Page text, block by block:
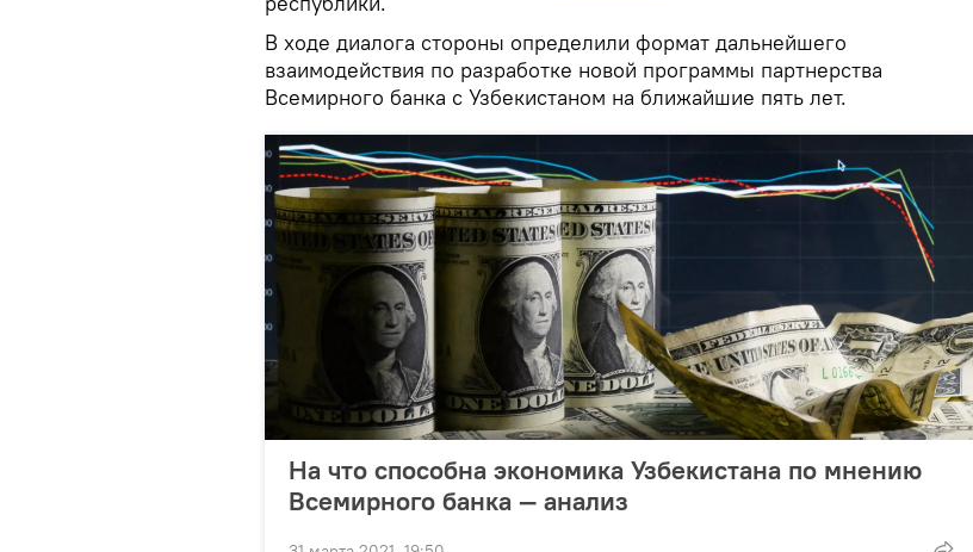
В ходе диалога стороны определили формат дальнейшего
взаимодействия по разработке новой программы партнерства
Всемирного банка с Узбекистаном на ближайшие пять лет.
На что способна экономика Узбекистана по мнению
Всемирного банка — анализ